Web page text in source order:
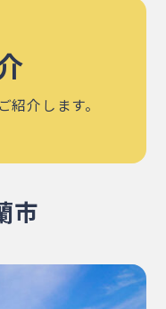
・リンク集
介します。
市